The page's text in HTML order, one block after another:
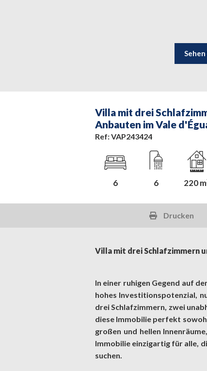
Villa mit drei
Anbauten im Vale
Ref: VAP243424
6 6 220 m
Drucken
Villa mit drei Schlafzimmern
In einer ruhigen Gegend auf
hohes Investitionspotenzial,
drei Schlafzimmern, zwei
diese Immobilie perfekt
großen und hellen
Immobilie einzigartig für alle,
suchen.